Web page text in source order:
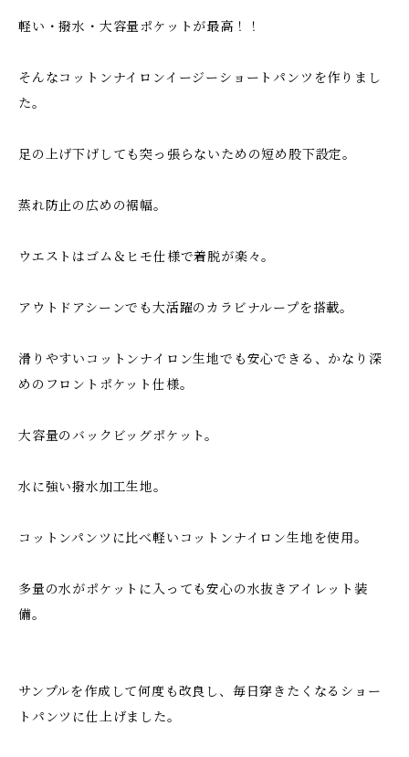
軽い・撥水・大容量ポケットが最高！！
そんなコットンナイロンイージーショートパンツを作りまし
た。
足の上げ下げしても突っ張らないための短め股下設定。
蒸れ防止の広めの裾幅。
ウエストはゴム＆ヒモ仕様で着脱が楽々。
アウトドアシーンでも大活躍のカラビナループを搭載。
滑りやすいコットンナイロン生地でも安心できる、かなり深
めのフロントポケット仕様。
大容量のバックビッグポケット。
水に強い撥水加工生地。
コットンパンツに比べ軽いコットンナイロン生地を使用。
多量の水がポケットに入っても安心の水抜きアイレット装
備。
サンプルを作成して何度も改良し、毎日穿きたくなるショー
トパンツに仕上げました。